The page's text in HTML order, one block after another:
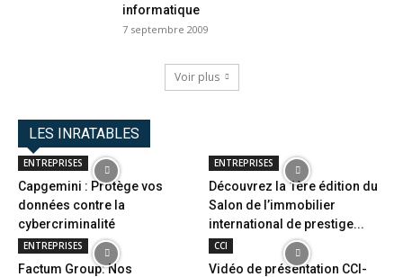
informatique
7 septembre 2009
Voir plus
LES INRATABLES
ENTREPRISES
Capgemini : Protège vos
données contre la
cybercriminalité
ENTREPRISES
Découvrez la 1ère édition du
Salon de l’immobilier
international de prestige...
ENTREPRISES
Factum Group: Nos
CCI
Vidéo de présentation CCI-